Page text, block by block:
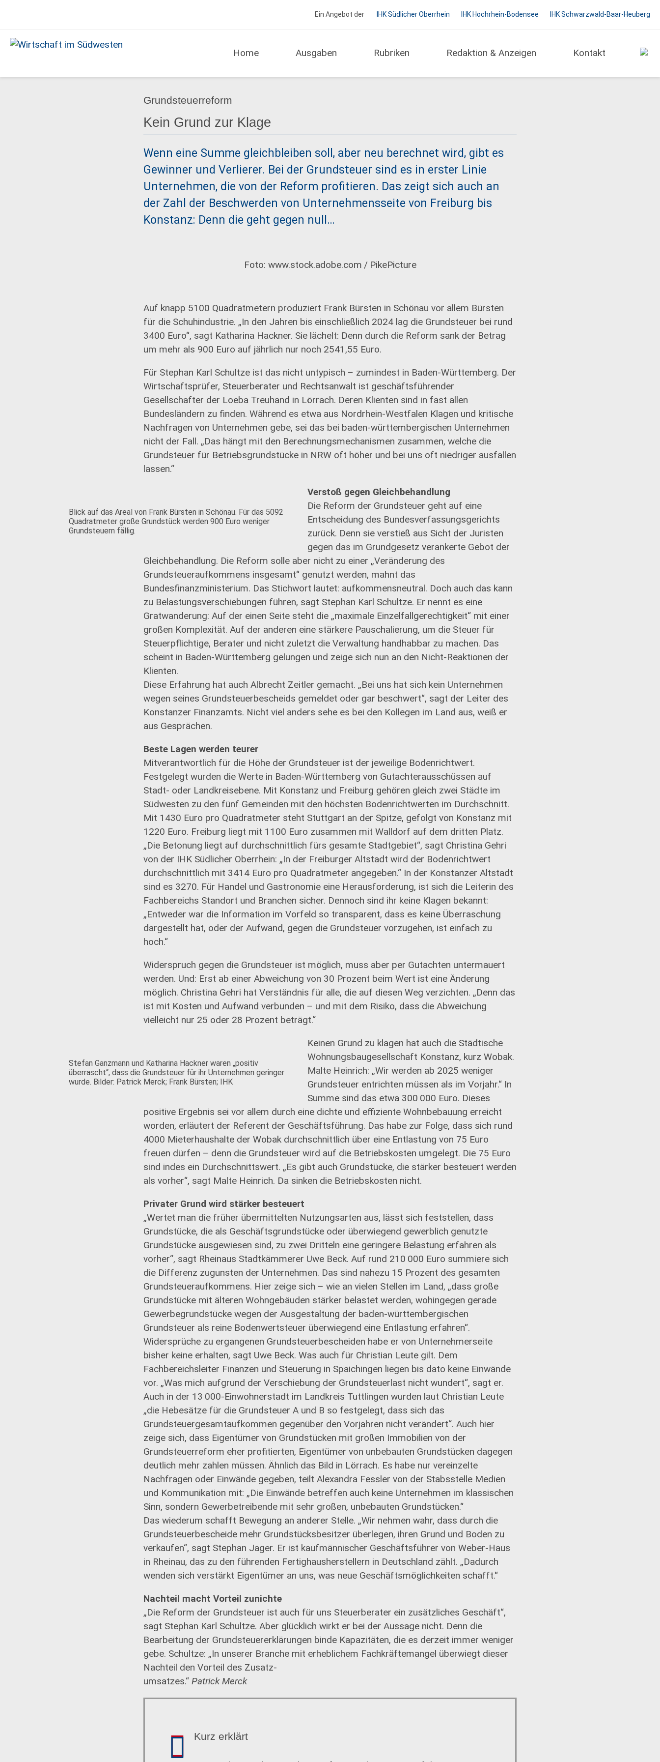
Ein Angebot der IHK Südlicher Oberrhein IHK Hochrhein-Bodensee IHK Schwarzwald-Baar-Heuberg
Home Ausgaben Rubriken Redaktion & Anzeigen Kontakt
Service
Grundsteuerreform
Kein Grund zur Klage
Wenn eine Summe gleichbleiben soll, aber neu berechnet wird, gibt es
Gewinner und Verlierer. Bei der Grundsteuer sind es in erster Linie
Unternehmen, die von der Reform profitieren. Das zeigt sich auch an
der Zahl der Beschwerden von Unternehmensseite von Freiburg bis
Konstanz: Denn die geht gegen null…
Foto: www.stock.adobe.com / PikePicture
Auf knapp 5100 Quadratmetern produziert Frank Bürsten in Schönau vor allem Bürsten
für die Schuhindustrie. „In den Jahren bis einschließlich 2024 lag die Grundsteuer bei rund
3400 Euro“, sagt Katharina Hackner. Sie lächelt: Denn durch die Reform sank der Betrag
um mehr als 900 Euro auf jährlich nur noch 2541,55 Euro.
Für Stephan Karl Schultze ist das nicht untypisch – zumindest in Baden-Württemberg. Der
Wirtschaftsprüfer, Steuerberater und Rechtsanwalt ist geschäftsführender
Gesellschafter der Loeba Treuhand in Lörrach. Deren Klienten sind in fast allen
Bundesländern zu finden. Während es etwa aus Nordrhein-Westfalen Klagen und kritische
Nachfragen von Unternehmen gebe, sei das bei baden-württembergischen Unternehmen
nicht der Fall. „Das hängt mit den Berechnungsmechanismen zusammen, welche die
Grundsteuer für Betriebsgrundstücke in NRW oft höher und bei uns oft niedriger ausfallen
lassen.“
Blick auf das Areal von Frank Bürsten in Schönau. Für das 5092
Quadratmeter große Grundstück werden 900 Euro weniger
Grundsteuern fällig.
Verstoß gegen Gleichbehandlung
Die Reform der Grundsteuer geht auf eine
Entscheidung des Bundesverfassungsgerichts
zurück. Denn sie verstieß aus Sicht der Juristen
gegen das im Grundgesetz verankerte Gebot der
Gleichbehandlung. Die Reform solle aber nicht zu einer „Veränderung des
Grundsteueraufkommens insgesamt“ genutzt werden, mahnt das
Bundesfinanzministerium. Das Stichwort lautet: aufkommensneutral. Doch auch das kann
zu Belastungsverschiebungen führen, sagt Stephan Karl Schultze. Er nennt es eine
Gratwanderung: Auf der einen Seite steht die „maximale Einzelfallgerechtigkeit“ mit einer
großen Komplexität. Auf der anderen eine stärkere Pauschalierung, um die Steuer für
Steuerpflichtige, Berater und nicht zuletzt die Verwaltung handhabbar zu machen. Das
scheint in Baden-Württemberg gelungen und zeige sich nun an den Nicht-Reaktionen der
Klienten.
Diese Erfahrung hat auch Albrecht Zeitler gemacht. „Bei uns hat sich kein Unternehmen
wegen seines Grundsteuerbescheids gemeldet oder gar beschwert“, sagt der Leiter des
Konstanzer Finanzamts. Nicht viel anders sehe es bei den Kollegen im Land aus, weiß er
aus Gesprächen.
Beste Lagen werden teurer
Mitverantwortlich für die Höhe der Grundsteuer ist der jeweilige Bodenrichtwert.
Festgelegt wurden die Werte in Baden-Württemberg von Gutachterausschüssen auf
Stadt- oder Landkreisebene. Mit Konstanz und Freiburg gehören gleich zwei Städte im
Südwesten zu den fünf Gemeinden mit den höchsten Bodenrichtwerten im Durchschnitt.
Mit 1430 Euro pro Quadratmeter steht Stuttgart an der Spitze, gefolgt von Konstanz mit
1220 Euro. Freiburg liegt mit 1100 Euro zusammen mit Walldorf auf dem dritten Platz.
„Die Betonung liegt auf durchschnittlich fürs gesamte Stadtgebiet“, sagt Christina Gehri
von der IHK Südlicher Oberrhein: „In der Freiburger Altstadt wird der Bodenrichtwert
durchschnittlich mit 3414 Euro pro Quadratmeter angegeben.“ In der Konstanzer Altstadt
sind es 3270. Für Handel und Gastronomie eine Herausforderung, ist sich die Leiterin des
Fachbereichs Standort und Branchen sicher. Dennoch sind ihr keine Klagen bekannt:
„Entweder war die Information im Vorfeld so transparent, dass es keine Überraschung
dargestellt hat, oder der Aufwand, gegen die Grundsteuer vorzugehen, ist einfach zu
hoch.“
Widerspruch gegen die Grundsteuer ist möglich, muss aber per Gutachten untermauert
werden. Und: Erst ab einer Abweichung von 30 Prozent beim Wert ist eine Änderung
möglich. Christina Gehri hat Verständnis für alle, die auf diesen Weg verzichten. „Denn das
ist mit Kosten und Aufwand verbunden – und mit dem Risiko, dass die Abweichung
vielleicht nur 25 oder 28 Prozent beträgt.“
Stefan Ganzmann und Katharina Hackner waren „positiv
überrascht“, dass die Grundsteuer für ihr Unternehmen geringer
wurde. Bilder: Patrick Merck; Frank Bürsten; IHK
Keinen Grund zu klagen hat auch die Städtische
Wohnungsbaugesellschaft Konstanz, kurz Wobak.
Malte Heinrich: „Wir werden ab 2025 weniger
Grundsteuer entrichten müssen als im Vorjahr.“ In
Summe sind das etwa 300 000 Euro. Dieses
positive Ergebnis sei vor allem durch eine dichte und effiziente Wohnbebauung erreicht
worden, erläutert der Referent der Geschäftsführung. Das habe zur Folge, dass sich rund
4000 Mieterhaushalte der Wobak durchschnittlich über eine Entlastung von 75 Euro
freuen dürfen – denn die Grundsteuer wird auf die Betriebskosten umgelegt. Die 75 Euro
sind indes ein Durchschnittswert. „Es gibt auch Grundstücke, die stärker besteuert werden
als vorher“, sagt Malte Heinrich. Da sinken die Betriebskosten nicht.
Privater Grund wird stärker besteuert
„Wertet man die früher übermittelten Nutzungsarten aus, lässt sich feststellen, dass
Grundstücke, die als Geschäftsgrundstücke oder überwiegend gewerblich genutzte
Grundstücke ausgewiesen sind, zu zwei Dritteln eine geringere Belastung erfahren als
vorher“, sagt Rheinaus Stadtkämmerer Uwe Beck. Auf rund 210 000 Euro summiere sich
die Differenz zugunsten der Unternehmen. Das sind nahezu 15 Prozent des gesamten
Grundsteueraufkommens. Hier zeige sich – wie an vielen Stellen im Land, „dass große
Grundstücke mit älteren Wohngebäuden stärker belastet werden, wohingegen gerade
Gewerbegrundstücke wegen der Ausgestaltung der baden-württembergischen
Grundsteuer als reine Bodenwertsteuer überwiegend eine Entlastung erfahren“.
Widersprüche zu ergangenen Grundsteuerbescheiden habe er von Unternehmerseite
bisher keine erhalten, sagt Uwe Beck. Was auch für Christian Leute gilt. Dem
Fachbereichsleiter Finanzen und Steuerung in Spaichingen liegen bis dato keine Einwände
vor. „Was mich aufgrund der Verschiebung der Grundsteuerlast nicht wundert“, sagt er.
Auch in der 13 000-Einwohnerstadt im Landkreis Tuttlingen wurden laut Christian Leute
„die Hebesätze für die Grundsteuer A und B so festgelegt, dass sich das
Grundsteuergesamtaufkommen gegenüber den Vorjahren nicht verändert“. Auch hier
zeige sich, dass Eigentümer von Grundstücken mit großen Immobilien von der
Grundsteuerreform eher profitierten, Eigentümer von unbebauten Grundstücken dagegen
deutlich mehr zahlen müssen. Ähnlich das Bild in Lörrach. Es habe nur vereinzelte
Nachfragen oder Einwände gegeben, teilt Alexandra Fessler von der Stabsstelle Medien
und Kommunikation mit: „Die Einwände betreffen auch keine Unternehmen im klassischen
Sinn, sondern Gewerbetreibende mit sehr großen, unbebauten Grundstücken.“
Das wiederum schafft Bewegung an anderer Stelle. „Wir nehmen wahr, dass durch die
Grundsteuerbescheide mehr Grundstücksbesitzer überlegen, ihren Grund und Boden zu
verkaufen“, sagt Stephan Jager. Er ist kaufmännischer Geschäftsführer von Weber-Haus
in Rheinau, das zu den führenden Fertighausherstellern in Deutschland zählt. „Dadurch
wenden sich verstärkt Eigentümer an uns, was neue Geschäftsmöglichkeiten schafft.“
Nachteil macht Vorteil zunichte
„Die Reform der Grundsteuer ist auch für uns Steuerberater ein zusätzliches Geschäft“,
sagt Stephan Karl Schultze. Aber glücklich wirkt er bei der Aussage nicht. Denn die
Bearbeitung der Grundsteuererklärungen binde Kapazitäten, die es derzeit immer weniger
gebe. Schultze: „In unserer Branche mit erheblichem Fachkräftemangel überwiegt dieser
Nachteil den Vorteil des Zusatz-
umsatzes.“ Patrick Merck
Kurz erklärt